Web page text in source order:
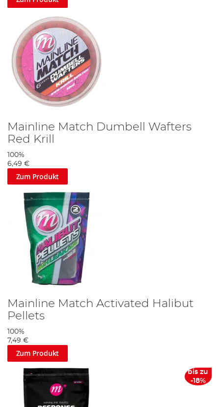
Mainline Match Dumbell Wafters
Red Krill
100%
6,49 €
Zum Produkt
Mainline Match Activated Halibut
Pellets
100%
7,49 €
Zum Produkt
bis zu
-18%